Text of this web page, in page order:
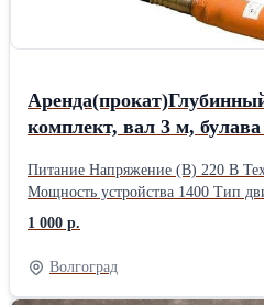
комплект, вал 3 м,
Питание Напряжение (В) 220 В
Мощность устройства 1400 Тип
Дополнительная информация
Длина булавы 3 м Диаметр булавы
вибронаконечника (кг) 1.54
питания инструмента от
1 000 р.
Волгоград